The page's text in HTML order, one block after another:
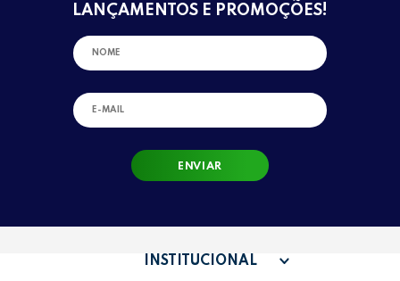
LANÇAMENTOS E PROMOÇÕES!
ENVIAR
INSTITUCIONAL